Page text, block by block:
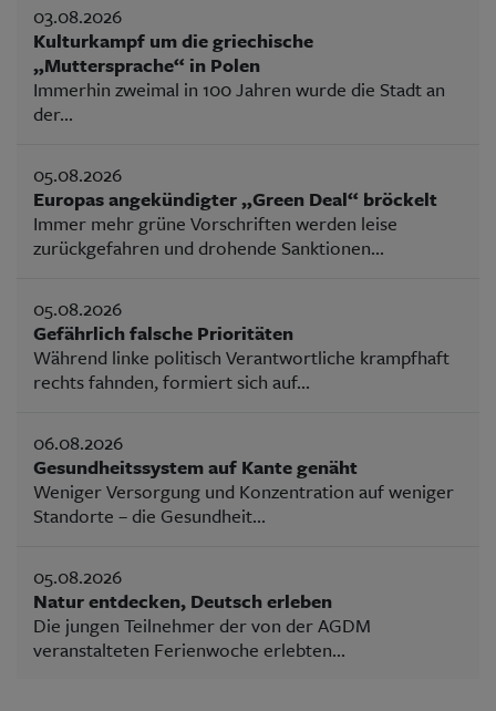
03.08.2026
Kulturkampf um die griechische
„Muttersprache“ in Polen
Immerhin zweimal in 100 Jahren wurde die Stadt an
der...
05.08.2026
Europas angekündigter „Green Deal“ bröckelt
Immer mehr grüne Vorschriften werden leise
zurückgefahren und drohende Sanktionen...
05.08.2026
Gefährlich falsche Prioritäten
Während linke politisch Verantwortliche krampfhaft
rechts fahnden, formiert sich auf...
06.08.2026
Gesundheitssystem auf Kante genäht
Weniger Versorgung und Konzentration auf weniger
Standorte – die Gesundheit...
05.08.2026
Natur entdecken, Deutsch erleben
Die jungen Teilnehmer der von der AGDM
veranstalteten Ferienwoche erlebten...